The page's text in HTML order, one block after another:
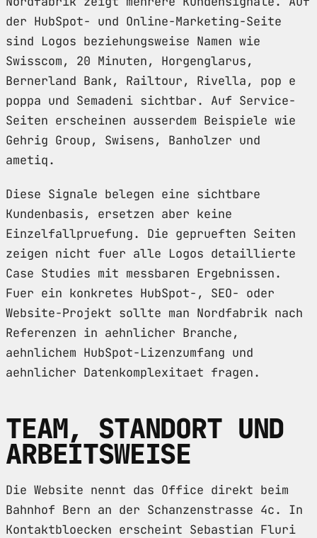
der HubSpot- und Online-Marketing-Seite
sind Logos beziehungsweise Namen wie
Swisscom, 20 Minuten, Horgenglarus,
Bernerland Bank, Railtour, Rivella, pop e
poppa und Semadeni sichtbar. Auf Service-
Seiten erscheinen ausserdem Beispiele wie
Gehrig Group, Swisens, Banholzer und
ametiq.
Diese Signale belegen eine sichtbare
Kundenbasis, ersetzen aber keine
Einzelfallpruefung. Die geprueften Seiten
zeigen nicht fuer alle Logos detaillierte
Case Studies mit messbaren Ergebnissen.
Fuer ein konkretes HubSpot-, SEO- oder
Website-Projekt sollte man Nordfabrik nach
Referenzen in aehnlicher Branche,
aehnlichem HubSpot-Lizenzumfang und
aehnlicher Datenkomplexitaet fragen.
TEAM, STANDORT UND
ARBEITSWEISE
Die Website nennt das Office direkt beim
Bahnhof Bern an der Schanzenstrasse 4c. In
Kontaktbloecken erscheint Sebastian Fluri